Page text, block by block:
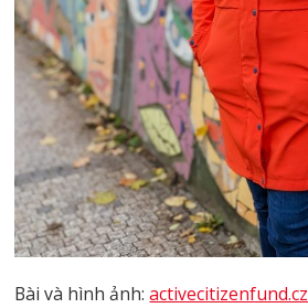
Bài và hình ảnh:activecitizenfund.cz